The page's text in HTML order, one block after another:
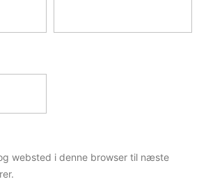
websted i denne browser til næste